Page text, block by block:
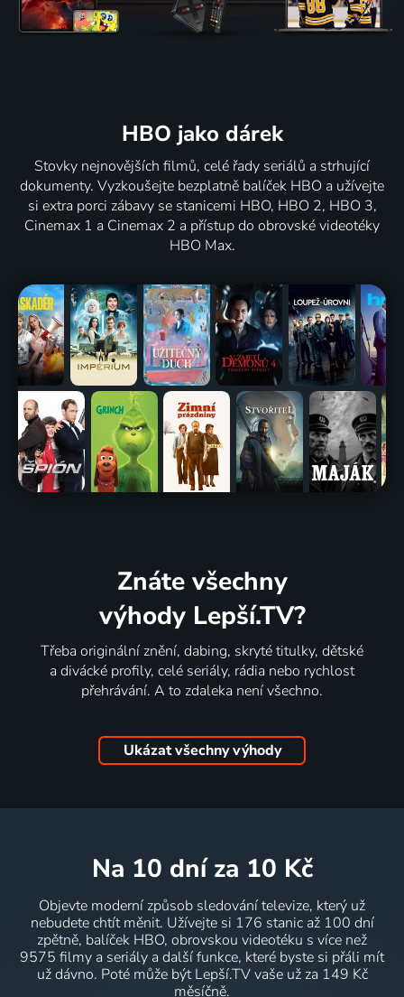
HBO jako dárek
Stovky nejnovějších filmů, celé řady seriálů a strhující
dokumenty. Vyzkoušejte bezplatně balíček HBO a užívejte
si extra porci zábavy se stanicemi HBO, HBO 2, HBO 3,
Cinemax 1 a Cinemax 2 a přístup do obrovské videotéky
HBO Max.
Znáte všechny
výhody Lepší.TV?
Třeba originální znění, dabing, skryté titulky, dětské
a divácké profily, celé seriály, rádia nebo rychlost
přehrávání. A to zdaleka není všechno.
Ukázat všechny výhody
na 10 dní za 10 Kč
Objevte moderní způsob sledování televize, který už
nebudete chtít měnit. Užívejte si 176 stanic až 100 dní
zpětně, balíček HBO, obrovskou videotéku s více než
9575 filmy a seriály a další funkce, které byste si přáli mít
už dávno. Poté může být Lepší.TV vaše už za 149 Kč
měsíčně.